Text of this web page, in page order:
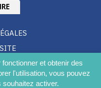
et obtenir des
l'utilisation, vous pouvez
activer.
DU SITE